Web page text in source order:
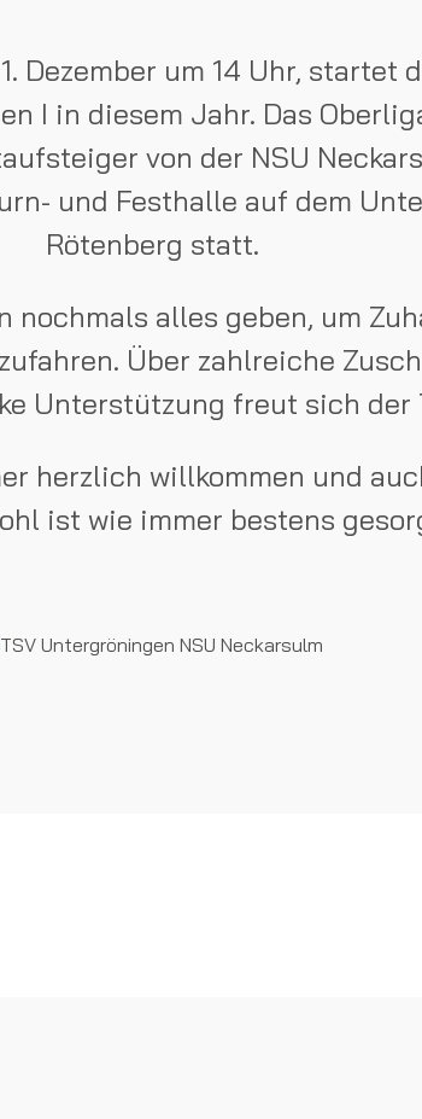
Dezember um 14 Uhr, startet
I in diesem Jahr. Das
von der NSU
und Festhalle auf dem
Rötenberg statt.
nochmals alles geben, um
Über zahlreiche
Unterstützung freut sich der
herzlich willkommen und
ist wie immer bestens